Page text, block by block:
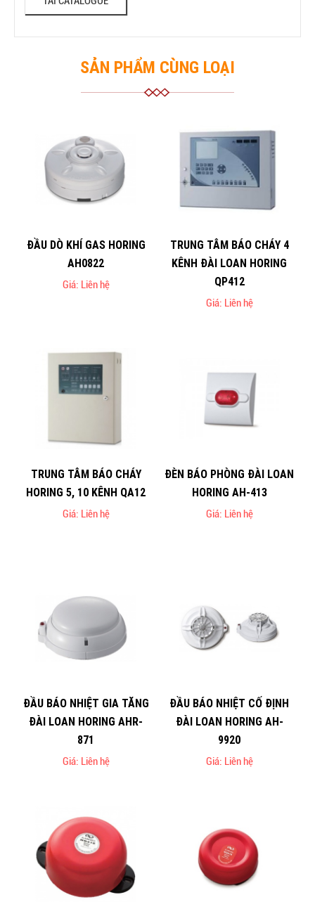
SẢN PHẨM CÙNG LOẠI
ĐẦU DÒ KHÍ GAS HORING
AH0822
Giá: Liên hệ
TRUNG TÂM BÁO CHÁY 4
KÊNH ĐÀI LOAN HORING
QP412
Giá: Liên hệ
TRUNG TÂM BÁO CHÁY
HORING 5, 10 KÊNH QA12
Giá: Liên hệ
ĐÈN BÁO PHÒNG ĐÀI LOAN
HORING AH-413
Giá: Liên hệ
ĐẦU BÁO NHIỆT GIA TĂNG
ĐÀI LOAN HORING AHR-
871
Giá: Liên hệ
ĐẦU BÁO NHIỆT CỐ ĐỊNH
ĐÀI LOAN HORING AH-
9920
Giá: Liên hệ